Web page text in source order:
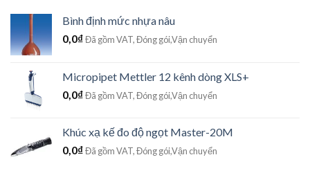
Bình định mức nhựa nâu
0,0₫Đã gồm VAT, Đóng gói,Vận chuyển
Micropipet Mettler 12 kênh dòng XLS+
0,0₫Đã gồm VAT, Đóng gói,Vận chuyển
Khúc xạ kế đo độ ngọt Master-20M
0,0₫Đã gồm VAT, Đóng gói,Vận chuyển